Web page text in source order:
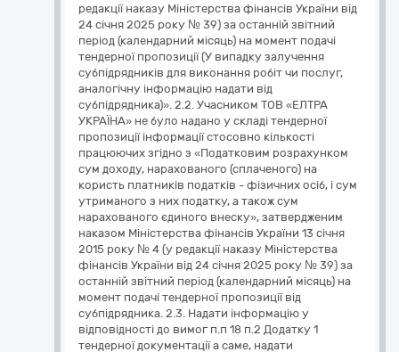
редакції наказу Міністерства фінансів України від
24 січня 2025 року № 39) за останній звітний
період (календарний місяць) на момент подачі
тендерної пропозиції (У випадку залучення
субпідрядників для виконання робіт чи послуг,
аналогічну інформацію надати від
субпідрядника)». 2.2. Учасником ТОВ «ЕЛТРА
УКРАЇНА» не було надано у складі тендерної
пропозиції інформації стосовно кількості
працюючих згідно з «Податковим розрахунком
сум доходу, нарахованого (сплаченого) на
користь платників податків - фізичних осіб, і сум
утриманого з них податку, а також сум
нарахованого єдиного внеску», затвердженим
наказом Міністерства фінансів України 13 січня
2015 року № 4 (у редакції наказу Міністерства
фінансів України від 24 січня 2025 року № 39) за
останній звітний період (календарний місяць) на
момент подачі тендерної пропозиції від
субпідрядника. 2.3. Надати інформацію у
відповідності до вимог п.п 18 п.2 Додатку 1
тендерної документації а саме, надати